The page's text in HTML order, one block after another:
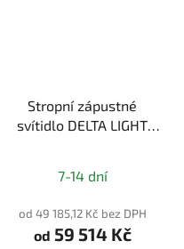
Stropní zápustné
svítidlo DELTA LIGHT
7-14 dní
od 49 185,12 Kč bez DPH
od 59 514 Kč